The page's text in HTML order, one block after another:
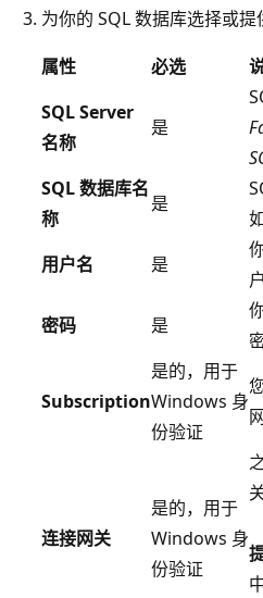
为你的 SQL 数据库选择或提
属性
必选
SQL Server
名称
是
SQL 数据库名
称
是
用户名
是
密码
是
Subscription
是的，用于
Windows 身
份验证
连接网关
是的，用于
Windows 身
份验证